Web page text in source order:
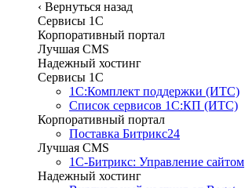
‹ Вернуться назад
Сервисы 1C
Корпоративный портал
Лучшая CMS
Надежный хостинг
Сервисы 1C
1С:Комплект поддержки (ИТС)
Список сервисов 1С:КП (ИТС)
Корпоративный портал
Поставка Битрикс24
Лучшая CMS
1С-Битрикс: Управление сайтом
Надежный хостинг